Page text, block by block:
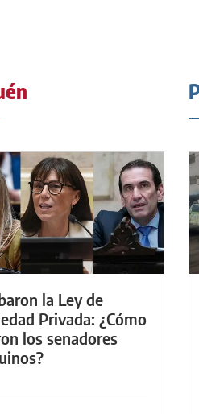
la Ley de
Privada: ¿Cómo
los senadores